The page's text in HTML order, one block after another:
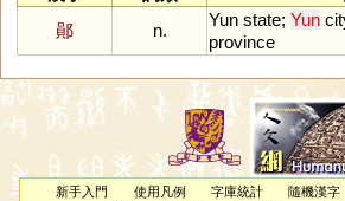
鄖
n.
Yun state; Yun
province
新手入門 使用凡例 字庫統計 隨機漢字